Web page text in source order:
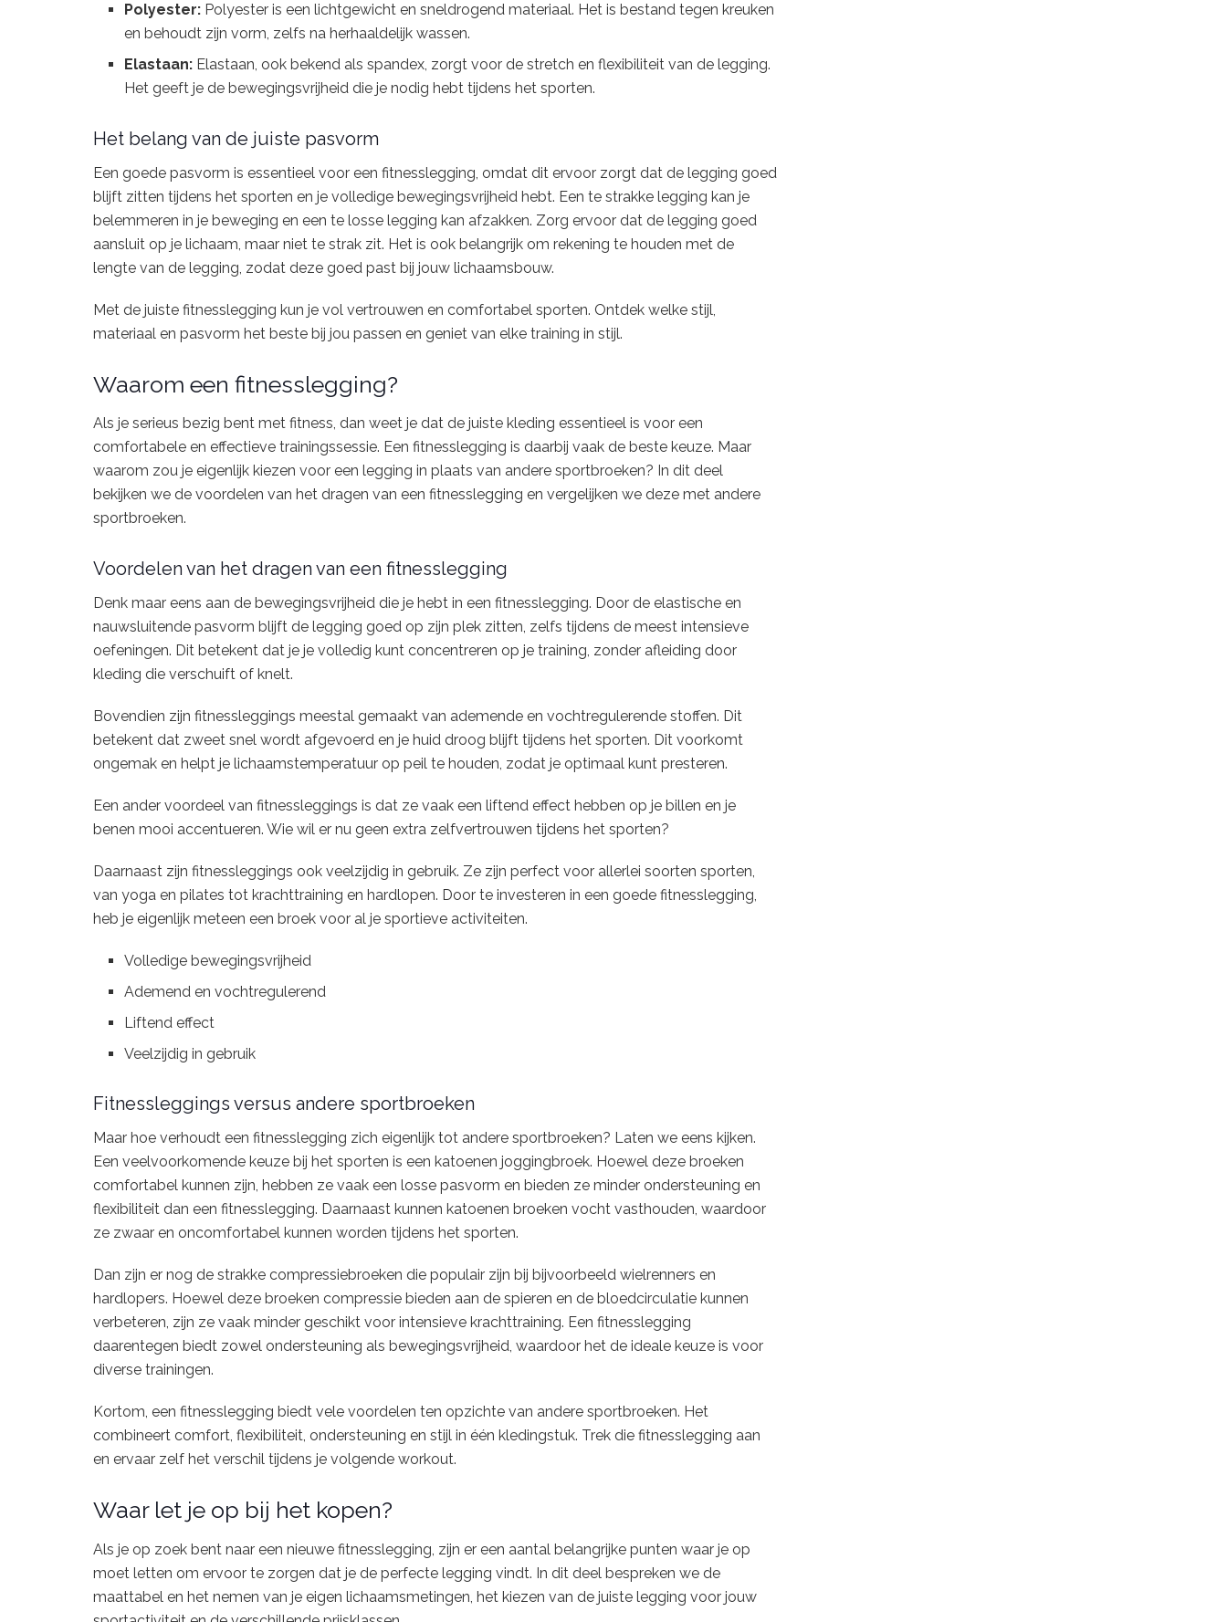
Polyester: Polyester is een lichtgewicht en sneldrogend materiaal. Het is bestand tegen kreuken
en behoudt zijn vorm, zelfs na herhaaldelijk wassen.
Elastaan: Elastaan, ook bekend als spandex, zorgt voor de stretch en flexibiliteit van de legging.
Het geeft je de bewegingsvrijheid die je nodig hebt tijdens het sporten.
Het belang van de juiste pasvorm
Een goede pasvorm is essentieel voor een fitnesslegging, omdat dit ervoor zorgt dat de legging goed
blijft zitten tijdens het sporten en je volledige bewegingsvrijheid hebt. Een te strakke legging kan je
belemmeren in je beweging en een te losse legging kan afzakken. Zorg ervoor dat de legging goed
aansluit op je lichaam, maar niet te strak zit. Het is ook belangrijk om rekening te houden met de
lengte van de legging, zodat deze goed past bij jouw lichaamsbouw.
Met de juiste fitnesslegging kun je vol vertrouwen en comfortabel sporten. Ontdek welke stijl,
materiaal en pasvorm het beste bij jou passen en geniet van elke training in stijl.
Waarom een fitnesslegging?
Als je serieus bezig bent met fitness, dan weet je dat de juiste kleding essentieel is voor een
comfortabele en effectieve trainingssessie. Een fitnesslegging is daarbij vaak de beste keuze. Maar
waarom zou je eigenlijk kiezen voor een legging in plaats van andere sportbroeken? In dit deel
bekijken we de voordelen van het dragen van een fitnesslegging en vergelijken we deze met andere
sportbroeken.
Voordelen van het dragen van een fitnesslegging
Denk maar eens aan de bewegingsvrijheid die je hebt in een fitnesslegging. Door de elastische en
nauwsluitende pasvorm blijft de legging goed op zijn plek zitten, zelfs tijdens de meest intensieve
oefeningen. Dit betekent dat je je volledig kunt concentreren op je training, zonder afleiding door
kleding die verschuift of knelt.
Bovendien zijn fitnessleggings meestal gemaakt van ademende en vochtregulerende stoffen. Dit
betekent dat zweet snel wordt afgevoerd en je huid droog blijft tijdens het sporten. Dit voorkomt
ongemak en helpt je lichaamstemperatuur op peil te houden, zodat je optimaal kunt presteren.
Een ander voordeel van fitnessleggings is dat ze vaak een liftend effect hebben op je billen en je
benen mooi accentueren. Wie wil er nu geen extra zelfvertrouwen tijdens het sporten?
Daarnaast zijn fitnessleggings ook veelzijdig in gebruik. Ze zijn perfect voor allerlei soorten sporten,
van yoga en pilates tot krachttraining en hardlopen. Door te investeren in een goede fitnesslegging,
heb je eigenlijk meteen een broek voor al je sportieve activiteiten.
Volledige bewegingsvrijheid
Ademend en vochtregulerend
Liftend effect
Veelzijdig in gebruik
Fitnessleggings versus andere sportbroeken
Maar hoe verhoudt een fitnesslegging zich eigenlijk tot andere sportbroeken? Laten we eens kijken.
Een veelvoorkomende keuze bij het sporten is een katoenen joggingbroek. Hoewel deze broeken
comfortabel kunnen zijn, hebben ze vaak een losse pasvorm en bieden ze minder ondersteuning en
flexibiliteit dan een fitnesslegging. Daarnaast kunnen katoenen broeken vocht vasthouden, waardoor
ze zwaar en oncomfortabel kunnen worden tijdens het sporten.
Dan zijn er nog de strakke compressiebroeken die populair zijn bij bijvoorbeeld wielrenners en
hardlopers. Hoewel deze broeken compressie bieden aan de spieren en de bloedcirculatie kunnen
verbeteren, zijn ze vaak minder geschikt voor intensieve krachttraining. Een fitnesslegging
daarentegen biedt zowel ondersteuning als bewegingsvrijheid, waardoor het de ideale keuze is voor
diverse trainingen.
Kortom, een fitnesslegging biedt vele voordelen ten opzichte van andere sportbroeken. Het
combineert comfort, flexibiliteit, ondersteuning en stijl in één kledingstuk. Trek die fitnesslegging aan
en ervaar zelf het verschil tijdens je volgende workout.
Waar let je op bij het kopen?
Als je op zoek bent naar een nieuwe fitnesslegging, zijn er een aantal belangrijke punten waar je op
moet letten om ervoor te zorgen dat je de perfecte legging vindt. In dit deel bespreken we de
maattabel en het nemen van je eigen lichaamsmetingen, het kiezen van de juiste legging voor jouw